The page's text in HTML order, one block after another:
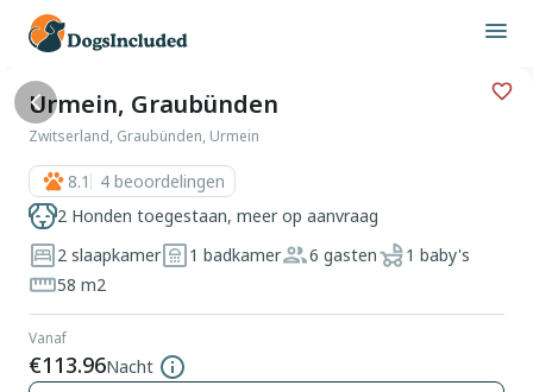
Urmein, Graubünden
Zwitserland, Graubünden, Urmein
8.1 4 beoordelingen
2 Honden toegestaan, meer op aanvraag
2 slaapkamer
1 badkamer 6 gasten
1 baby's
58 m2
Vanaf
€113.96Nacht